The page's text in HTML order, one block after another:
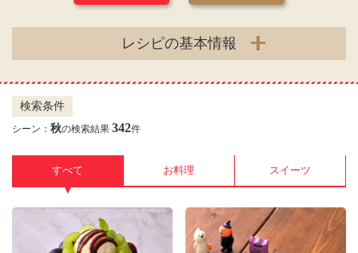
レシピの基本情報
検索条件
シーン： 秋の検索結果 342件
すべて
▼
お料理 スイーツ